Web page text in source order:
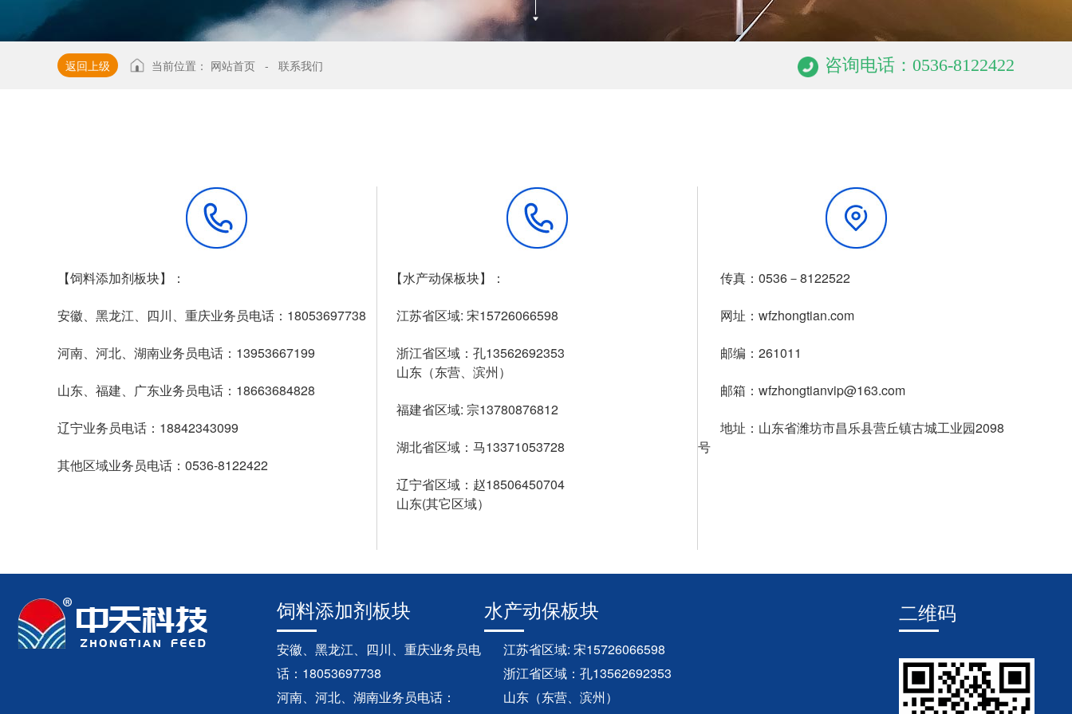
返回上级 当前位置： 网站首页 - 联系我们 咨询电话：0536-8122422
【饲料添加剂板块】：
安徽、黑龙江、四川、重庆业务员电话：18053697738
河南、河北、湖南业务员电话：13953667199
山东、福建、广东业务员电话：18663684828
辽宁业务员电话：18842343099
其他区域业务员电话：0536-8122422
【水产动保板块】：
江苏省区域: 宋15726066598
浙江省区域：孔13562692353
山东（东营、滨州）
福建省区域: 宗13780876812
湖北省区域：马13371053728
辽宁省区域：赵18506450704
山东(其它区域）
传真：0536－8122522
网址：wfzhongtian.com
邮编：261011
邮箱：wfzhongtianvip@163.com
地址：山东省潍坊市昌乐县营丘镇古城工业园2098
号
饲料添加剂板块
安徽、黑龙江、四川、重庆业务员电
话：18053697738
河南、河北、湖南业务员电话：
水产动保板块
江苏省区域: 宋15726066598
浙江省区域：孔13562692353
山东（东营、滨州）
二维码